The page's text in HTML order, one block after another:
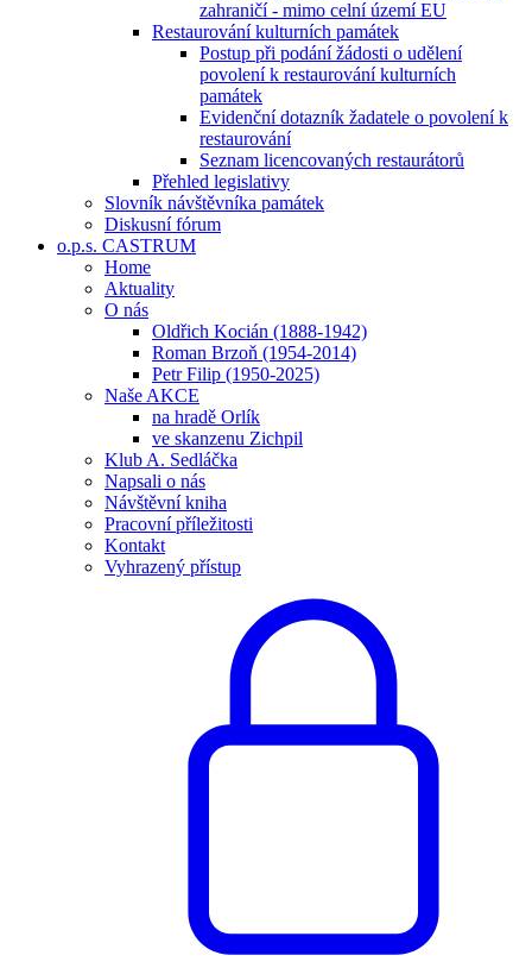
zahraničí - mimo celní území EU
Restaurování kulturních památek
Postup při podání žádosti o udělení
povolení k restaurování kulturních
památek
Evidenční dotazník žadatele o povolení k
restaurování
Seznam licencovaných restaurátorů
Přehled legislativy
Slovník návštěvníka památek
Diskusní fórum
o.p.s. CASTRUM
Home
Aktuality
O nás
Oldřich Kocián (1888-1942)
Roman Brzoň (1954-2014)
Petr Filip (1950-2025)
Naše AKCE
na hradě Orlík
ve skanzenu Zichpil
Klub A. Sedláčka
Napsali o nás
Návštěvní kniha
Pracovní příležitosti
Kontakt
Vyhrazený přístup